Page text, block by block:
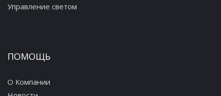
Управление светом
ПОМОЩЬ
О Компании